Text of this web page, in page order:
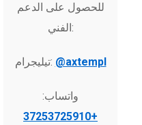
للحصول على الدعم
الفني:
تيليجرام: @axtempl
واتساب:
+37253725910